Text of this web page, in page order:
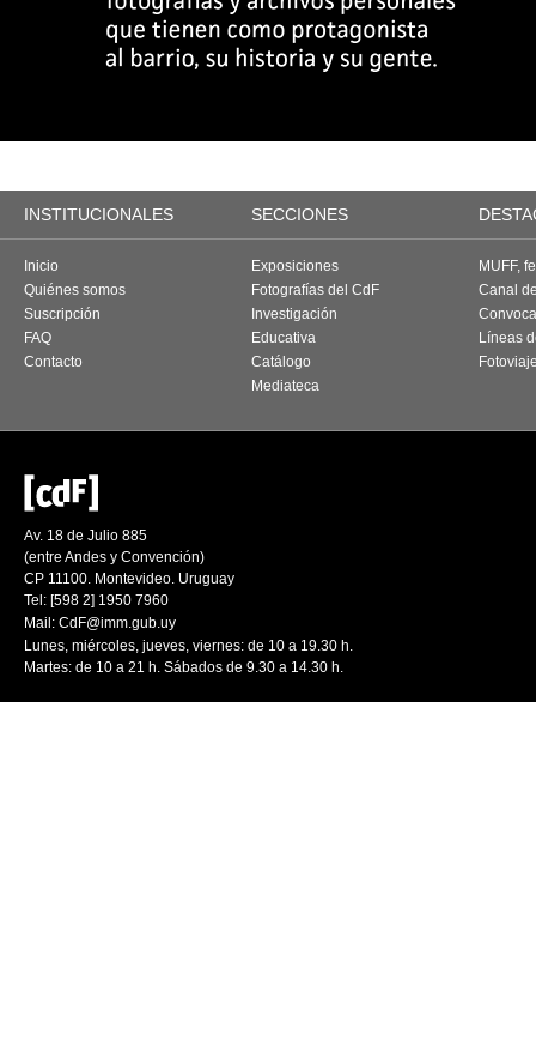
INSTITUCIONALES SECCIONES
Inicio
Quiénes somos
Suscripción
FAQ
Contacto
Exposiciones
Fotografías del CdF
Investigación
Educativa
Catálogo
Mediateca
MUFF,
Canal
Líneas
Av. 18 de Julio 885
(entre Andes y Convención)
CP 11100. Montevideo. Uruguay
Tel: [598 2] 1950 7960
Mail: CdF@imm.gub.uy
Lunes, miércoles, jueves, viernes: de 10 a 19.30 h.
Martes: de 10 a 21 h. Sábados de 9.30 a 14.30 h.